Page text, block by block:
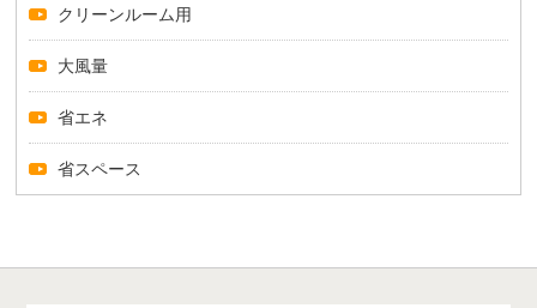
クリーンルーム用
大風量
省エネ
省スペース